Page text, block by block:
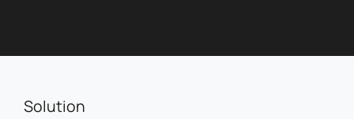
Solution